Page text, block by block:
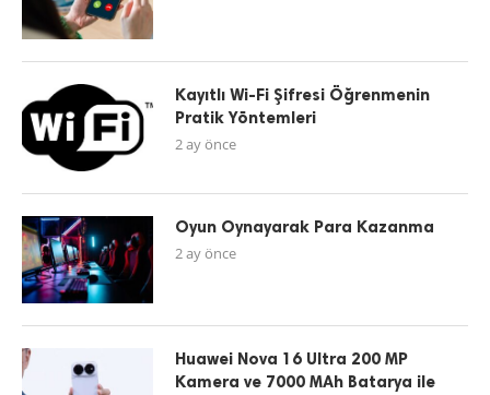
Kayıtlı Wi-Fi Şifresi Öğrenmenin
Pratik Yöntemleri
2 ay önce
Oyun Oynayarak Para Kazanma
2 ay önce
Huawei Nova 16 Ultra 200 MP
Kamera ve 7000 MAh Batarya ile